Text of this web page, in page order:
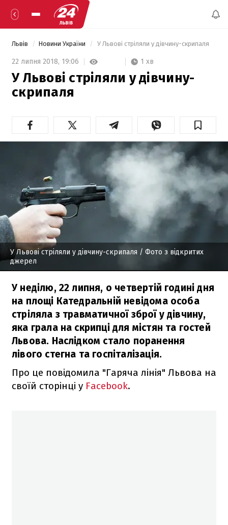
Львів Новини України У Львові стріляли у дівчину-скрипаля
22 липня 2018, 19:06 1 хв
У Львові стріляли у дівчину-
скрипаля
У Львові стріляли у дівчину-скрипаля / Фото з відкритих
джерел
У неділю, 22 липня, о четвертій годині дня
на площі Катедральній невідома особа
стріляла з травматичної зброї у дівчину,
яка грала на скрипці для містян та гостей
Львова. Наслідком стало поранення
лівого стегна та госпіталізація.
Про це повідомила "Гаряча лінія" Львова на
своїй сторінці у Facebook.